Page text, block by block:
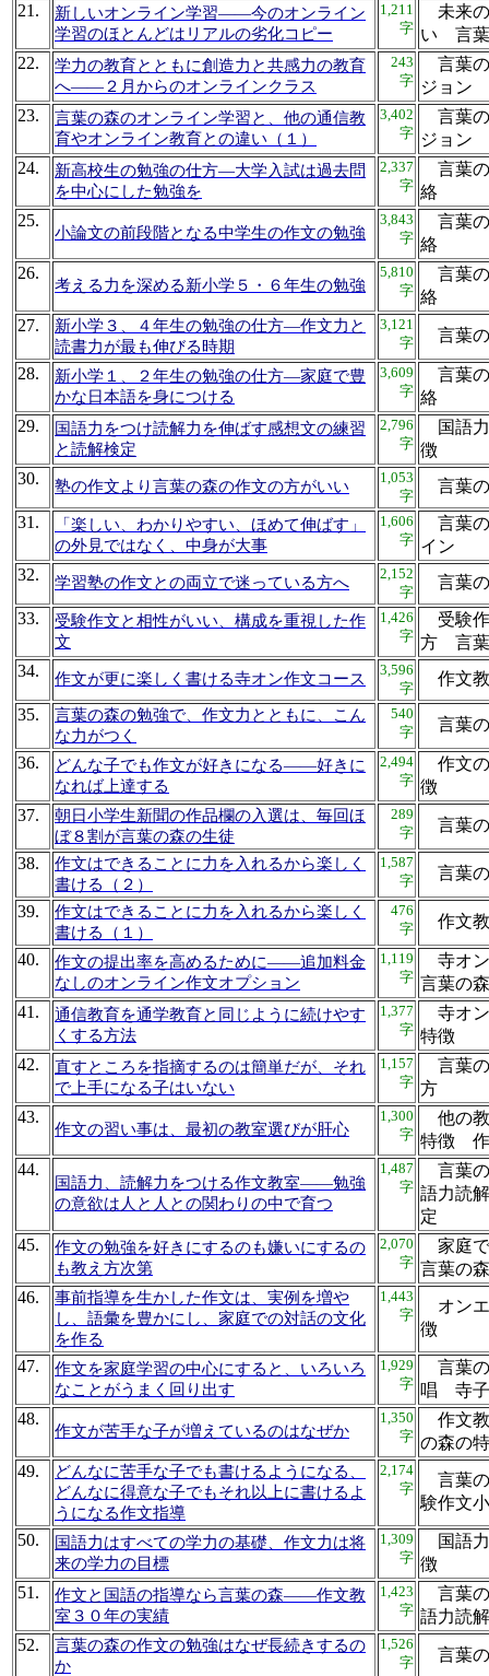
21.
新しいオンライン学習――今のオンライン
学習のほとんどはリアルの劣化コピー
1,211
字
未来
い 言
22.
学力の教育とともに創造力と共感力の教育
へ――２月からのオンラインクラス
243
字
言葉
ジョ
23.
言葉の森のオンライン学習と、他の通信教
育やオンライン教育との違い（１）
3,402
字
言葉
ジョ
24.
新高校生の勉強の仕方―大学入試は過去問
を中心にした勉強を
2,337
字
言葉
絡
25.
小論文の前段階となる中学生の作文の勉強
3,843
字
言葉
絡
26.
考える力を深める新小学５・６年生の勉強
5,810
字
言葉
絡
27.
新小学３、４年生の勉強の仕方―作文力と
読書力が最も伸びる時期
3,121
字
言葉
28.
新小学１、２年生の勉強の仕方―家庭で豊
かな日本語を身につける
3,609
字
言葉
絡
29.
国語力をつけ読解力を伸ばす感想文の練習
と読解検定
2,796
字
国語
徴
30.
塾の作文より言葉の森の作文の方がいい
1,053
字
言葉
31.
「楽しい、わかりやすい、ほめて伸ばす」
の外見ではなく、中身が大事
1,606
字
言葉
イン
32.
学習塾の作文との両立で迷っている方へ
2,152
字
言葉
33.
受験作文と相性がいい、構成を重視した作
文
1,426
字
受験
方 言
34.
作文が更に楽しく書ける寺オン作文コース
3,596
字
作文
35.
言葉の森の勉強で、作文力とともに、こん
な力がつく
540
字
言葉
36.
どんな子でも作文が好きになる――好きに
なれば上達する
2,494
字
作文
徴
37.
朝日小学生新聞の作品欄の入選は、毎回ほ
ぼ８割が言葉の森の生徒
289
字
言葉
38.
作文はできることに力を入れるから楽しく
書ける（２）
1,587
字
言葉
39.
作文はできることに力を入れるから楽しく
書ける（１）
476
字
作文
40.
作文の提出率を高めるために――追加料金
なしのオンライン作文オプション
1,119
字
寺オ
言葉
41.
通信教育を通学教育と同じように続けやす
くする方法
1,377
字
寺オ
特徴
42.
直すところを指摘するのは簡単だが、それ
で上手になる子はいない
1,157
字
言葉
方
43.
作文の習い事は、最初の教室選びが肝心
1,300
字
他の
特徴
44.
国語力、読解力をつける作文教室――勉強
の意欲は人と人との関わりの中で育つ
1,487
字
言葉
語力読
定
45.
作文の勉強を好きにするのも嫌いにするの
も教え方次第
2,070
字
家庭
言葉
46.
事前指導を生かした作文は、実例を増や
し、語彙を豊かにし、家庭での対話の文化
を作る
1,443
字
オン
徴
47.
作文を家庭学習の中心にすると、いろいろ
なことがうまく回り出す
1,929
字
言葉
唱 寺
48.
作文が苦手な子が増えているのはなぜか
1,350
字
作文
の森
49.
どんなに苦手な子でも書けるようになる、
どんなに得意な子でもそれ以上に書けるよ
うになる作文指導
2,174
字
言葉
験作
50.
国語力はすべての学力の基礎、作文力は将
来の学力の目標
1,309
字
国語
徴
51.
作文と国語の指導なら言葉の森――作文教
室３０年の実績
1,423
字
言葉
語力
52.
言葉の森の作文の勉強はなぜ長続きするの
か
1,526
字
言葉